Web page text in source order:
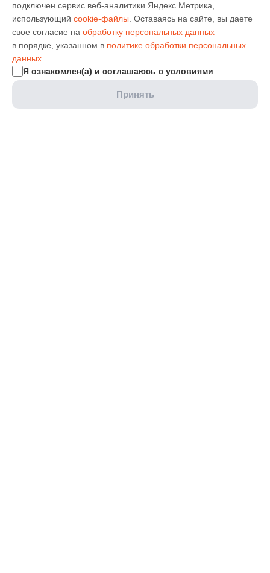
подключен сервис веб-аналитики Яндекс.Метрика,
использующий cookie-файлы . Оставаясь на сайте, вы даете
свое согласие на обработку персональных данных
в порядке, указанном в политике обработки персональных
данных
Я ознакомлен(а) и соглашаюсь с условиями
Принять